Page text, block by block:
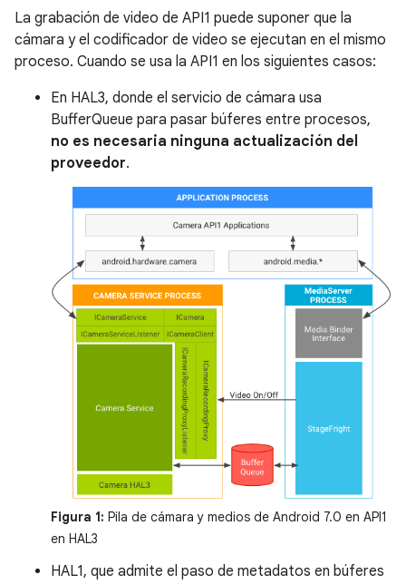
La grabación de video de API1 puede suponer que la
cámara y el codificador de video se ejecutan en el mismo
proceso. Cuando se usa la API1 en los siguientes casos:
En HAL3, donde el servicio de cámara usa
BufferQueue para pasar búferes entre procesos,
no es necesaria ninguna actualización del
proveedor.
Figura 1: Pila de cámara y medios de Android 7.0 en API1
en HAL3
HAL1, que admite el paso de metadatos en búferes